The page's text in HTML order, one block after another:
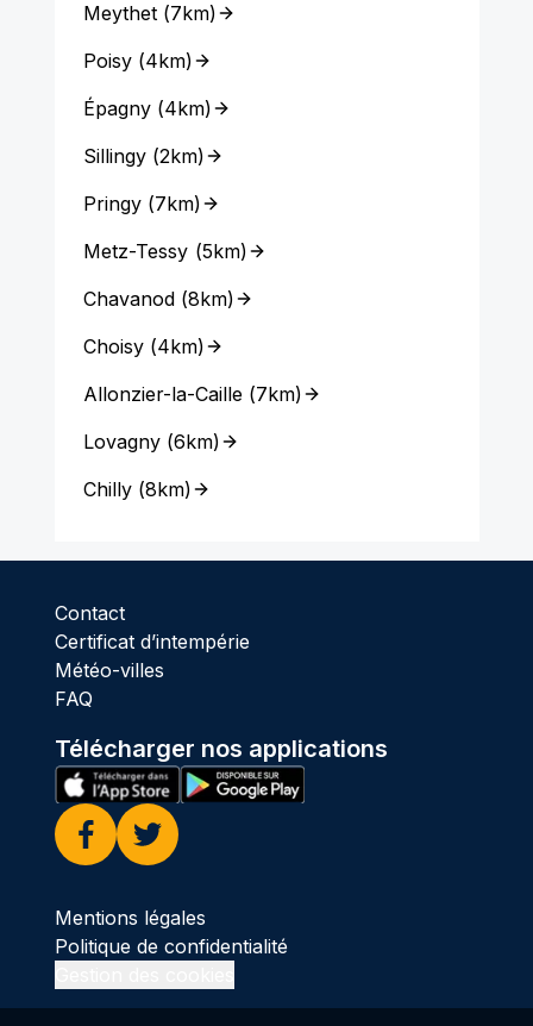
Meythet(7km)
Poisy(4km)
Épagny(4km)
Sillingy(2km)
Pringy(7km)
Metz-Tessy (5km)
Chavanod(8km)
Choisy(4km)
Allonzier-la-Caille(7km)
Lovagny(6km)
Chilly(8km)
Contact
Certificat d’intempérie
Météo-villes
FAQ
Télécharger nos applications
Facebook
Twitter
Mentions légales
Politique de confidentialité